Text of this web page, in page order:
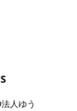
人ゆう